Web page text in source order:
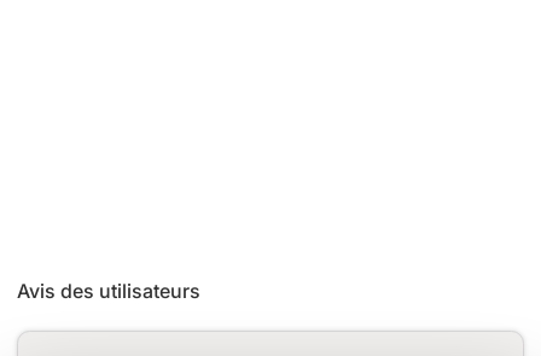
Avis des utilisateurs